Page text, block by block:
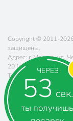
ЧЕРЕЗ
52 сек.
ты получишь
Copyright © 2011-
защищены.
Адрес: г. Москва, ул.
20 (метро Южная)
Телефон:
8 (800)
Почта: